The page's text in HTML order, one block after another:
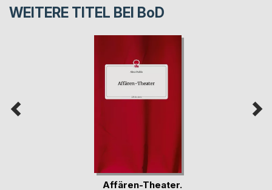
WEITERE TITEL BEI BoD
Affären-Theater.